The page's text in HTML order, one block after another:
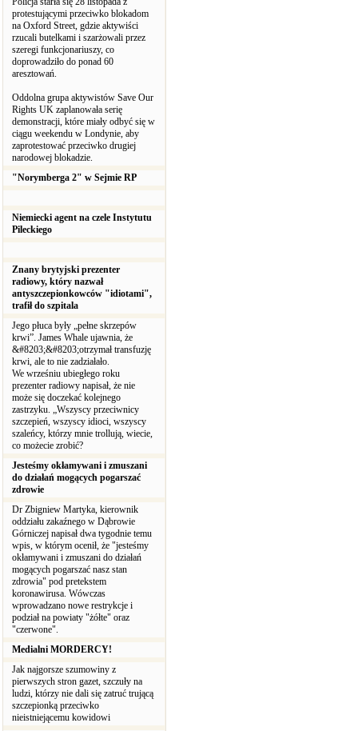
protestującymi przeciwko blokadom
na Oxford Street, gdzie aktywiści
rzucali butelkami i szarżowali przez
szeregi funkcjonariuszy, co
doprowadziło do ponad 60
aresztowań.
Oddolna grupa aktywistów Save Our
Rights UK zaplanowała serię
demonstracji, które miały odbyć się w
ciągu weekendu w Londynie, aby
zaprotestować przeciwko drugiej
narodowej blokadzie.
"Norymberga 2" w Sejmie RP
Niemiecki agent na czele Instytutu
Pileckiego
Znany brytyjski prezenter
radiowy, który nazwał
antyszczepionkowców "idiotami",
trafił do szpitala
Jego płuca były „pełne skrzepów
krwi”. James Whale ujawnia, że
&#8203;&#8203;otrzymał transfuzję
krwi, ale to nie zadziałało.
We wrześniu ubiegłego roku
prezenter radiowy napisał, że nie
może się doczekać kolejnego
zastrzyku. „Wszyscy przeciwnicy
szczepień, wszyscy idioci, wszyscy
szaleńcy, którzy mnie trollują, wiecie,
co możecie zrobić?
Jesteśmy okłamywani i zmuszani
do działań mogących pogarszać
zdrowie
Dr Zbigniew Martyka, kierownik
oddziału zakaźnego w Dąbrowie
Górniczej napisał dwa tygodnie temu
wpis, w którym ocenił, że "jesteśmy
okłamywani i zmuszani do działań
mogących pogarszać nasz stan
zdrowia" pod pretekstem
koronawirusa. Wówczas
wprowadzano nowe restrykcje i
podział na powiaty "żółte" oraz
"czerwone".
Medialni MORDERCY!
Jak najgorsze szumowiny z
pierwszych stron gazet, szczuły na
ludzi, którzy nie dali się zatruć trującą
szczepionką przeciwko
nieistniejącemu kowidowi